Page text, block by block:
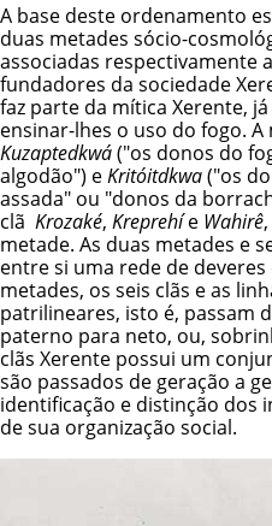
A base deste ordenamento
duas metades sócio-
associadas respectivamente
fundadores da sociedade
faz parte da mítica Xerente,
ensinar-lhes o uso do fogo. A
Kuzaptedkwá("os donos do
algodão") eKritóitdkwa("os
assada" ou "donos da
clã Krozaké, Kreprehíe Wahirê
metade. As duas metades e
entre si uma rede de
metades, os seis clãs e as
patrilineares, isto é, passam
paterno para neto, ou,
clãs Xerente possui um
são passados de geração a
identificação e distinção dos
de sua organização social.